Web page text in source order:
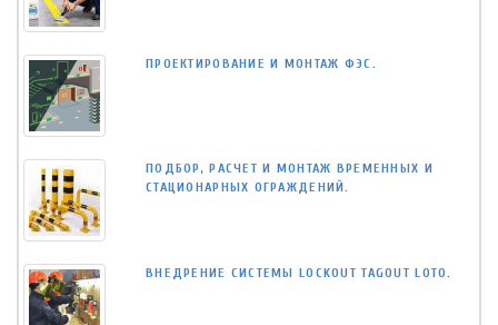
ПРОЕКТИРОВАНИЕ И МОНТАЖ ФЭС.
ПОДБОР, РАСЧЕТ И МОНТАЖ ВРЕМЕННЫХ И
СТАЦИОНАРНЫХ ОГРАЖДЕНИЙ.
ВНЕДРЕНИЕ СИСТЕМЫ LOCKOUT TAGOUT LOTO.